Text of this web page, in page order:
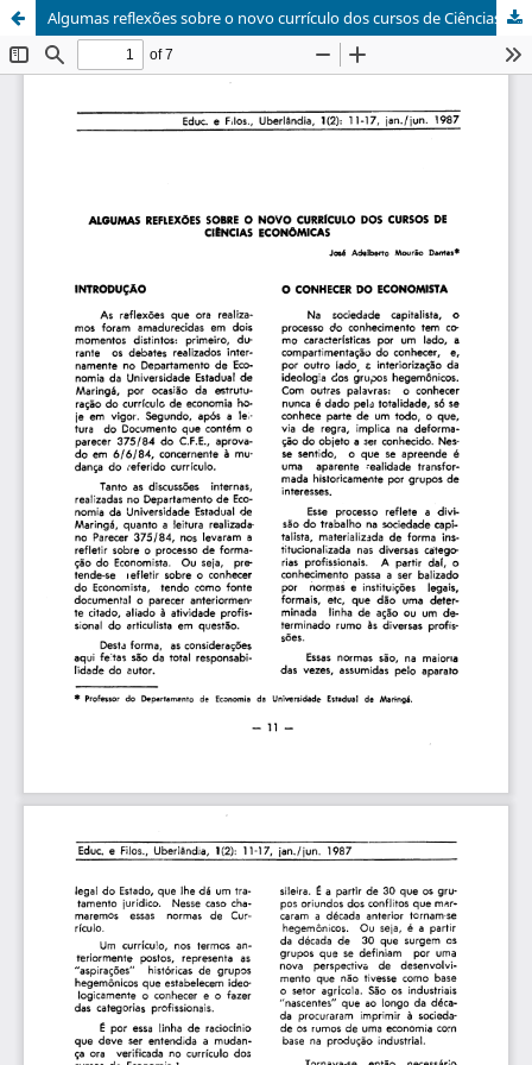
Algumas reflexões sobre o novo currículo dos cursos de Ciências Econômicas